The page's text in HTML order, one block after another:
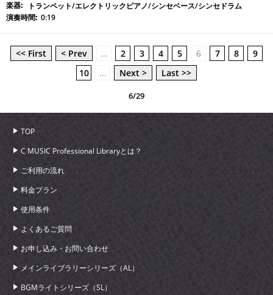
トランペット/エレクトリックピアノ/シンセベース/シンセドラム
0:19
<< First < Prev … 2 3 4 5 6 7 8
9
10
… Next > Last >>
6/29
TOP
C MUSIC Professional Libraryとは？
ご利用の流れ
料金プラン
使用条件
よくあるご質問
お申し込み・お問い合わせ
メインライブラリーシリーズ（AL）
BGMライトシリーズ（SL）